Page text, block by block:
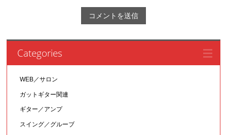
Categories
WEB／サロン
ガットギター関連
ギター／アンプ
スイング／グルーブ